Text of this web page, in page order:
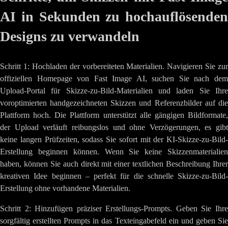
AI in Sekunden zu hochauflösenden
Designs zu verwandeln
Schritt 1: Hochladen der vorbereiteten Materialien. Navigieren Sie zur
offiziellen Homepage von Fast Image AI, suchen Sie nach dem
Upload-Portal für Skizze-zu-Bild-Materialien und laden Sie Ihre
voroptimierten handgezeichneten Skizzen und Referenzbilder auf die
Plattform hoch. Die Plattform unterstützt alle gängigen Bildformate,
der Upload verläuft reibungslos und ohne Verzögerungen, es gibt
keine langen Prüfzeiten, sodass Sie sofort mit der KI-Skizze-zu-Bild-
Erstellung beginnen können. Wenn Sie keine Skizzenmaterialien
haben, können Sie auch direkt mit einer textlichen Beschreibung Ihrer
kreativen Idee beginnen – perfekt für die schnelle Skizze-zu-Bild-
Erstellung ohne vorhandene Materialien.
Schritt 2: Hinzufügen präziser Erstellungs-Prompts. Geben Sie Ihre
sorgfältig erstellten Prompts in das Texteingabefeld ein und geben Sie